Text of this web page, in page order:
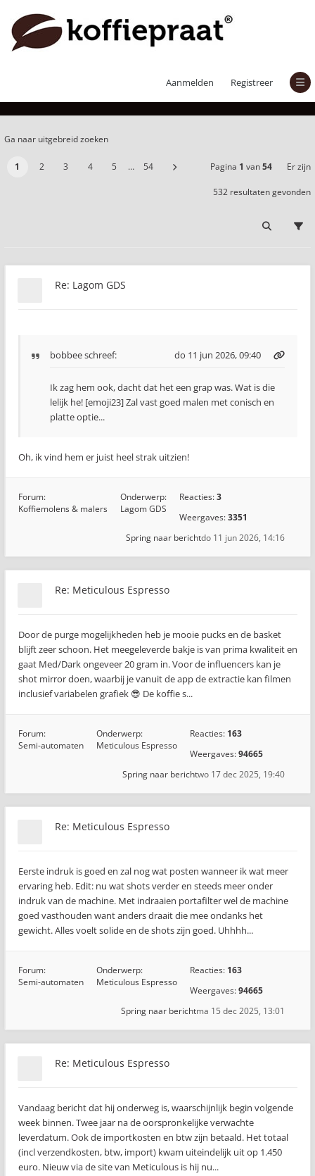
Aanmelden Registreer
Er zijn 532 resultaten gevonden
Ga naar uitgebreid zoeken
1 2 3 4 5 … 54 Pagina 1 van54 Er zijn
532 resultaten gevonden
Re: Lagom GDS
bobbeeschreef: do 11 jun 2026, 09:40
Ik zag hem ook, dacht dat het een grap was. Wat is die
lelijk he! [emoji23] Zal vast goed malen met conisch en
platte optie...
Oh, ik vind hem er juist heel strak uitzien!
Forum:
Koffiemolens & malers
Onderwerp:
Lagom GDS
Reacties:3
Weergaves:3351
do 11 jun 2026, 14:16
Spring naar bericht
Re: Meticulous Espresso
Door de purge mogelijkheden heb je mooie pucks en de basket
blijft zeer schoon. Het meegeleverde bakje is van prima kwaliteit en
gaat Med/Dark ongeveer 20 gram in. Voor de influencers kan je
shot mirror doen, waarbij je vanuit de app de extractie kan filmen
inclusief variabelen grafiek 😎 De koffie s...
Forum:
Semi-automaten
Onderwerp:
Meticulous Espresso
Reacties: 163
Weergaves:94665
wo 17 dec 2025, 19:40
Spring naar bericht
Re: Meticulous Espresso
Eerste indruk is goed en zal nog wat posten wanneer ik wat meer
ervaring heb. Edit: nu wat shots verder en steeds meer onder
indruk van de machine. Met indraaien portafilter wel de machine
goed vasthouden want anders draait die mee ondanks het
gewicht. Alles voelt solide en de shots zijn goed. Uhhhh...
Forum:
Semi-automaten
Onderwerp:
Meticulous Espresso
Reacties: 163
Weergaves:94665
ma 15 dec 2025, 13:01
Spring naar bericht
Re: Meticulous Espresso
Vandaag bericht dat hij onderweg is, waarschijnlijk begin volgende
week binnen. Twee jaar na de oorspronkelijke verwachte
leverdatum. Ook de importkosten en btw zijn betaald. Het totaal
(incl verzendkosten, btw, import) kwam uiteindelijk uit op 1.450
euro. Nieuw via de site van Meticulous is hij nu...